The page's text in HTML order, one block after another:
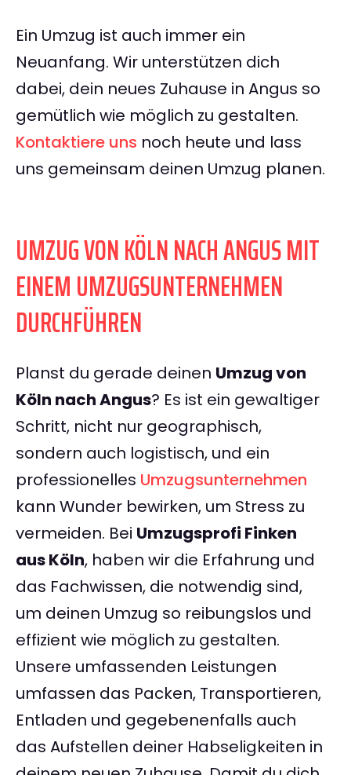
Ein Umzug ist auch immer ein
Neuanfang. Wir unterstützen dich
dabei, dein neues Zuhause in Angus so
gemütlich wie möglich zu gestalten.
Kontaktiere uns noch heute und lass
uns gemeinsam deinen Umzug planen.
UMZUG VON KÖLN NACH ANGUS MIT
EINEM UMZUGSUNTERNEHMEN
DURCHFÜHREN
Planst du gerade deinen Umzug von
Köln nach Angus? Es ist ein gewaltiger
Schritt, nicht nur geographisch,
sondern auch logistisch, und ein
professionelles Umzugsunternehmen
kann Wunder bewirken, um Stress zu
vermeiden. Bei Umzugsprofi Finken
aus Köln, haben wir die Erfahrung und
das Fachwissen, die notwendig sind,
um deinen Umzug so reibungslos und
effizient wie möglich zu gestalten.
Unsere umfassenden Leistungen
umfassen das Packen, Transportieren,
Entladen und gegebenenfalls auch
das Aufstellen deiner Habseligkeiten in